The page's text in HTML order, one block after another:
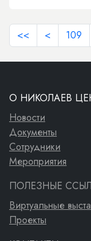
<< < 109
О НИКОЛАЕВ
Новости
Документы
Сотрудники
Мероприятия
ПОЛЕЗНЫЕ
Виртуальные
Проекты